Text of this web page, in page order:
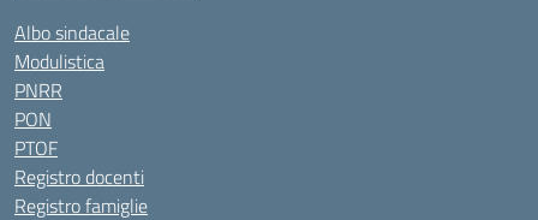
Albo sindacale
Modulistica
PNRR
PON
PTOF
Registro docenti
Registro famiglie